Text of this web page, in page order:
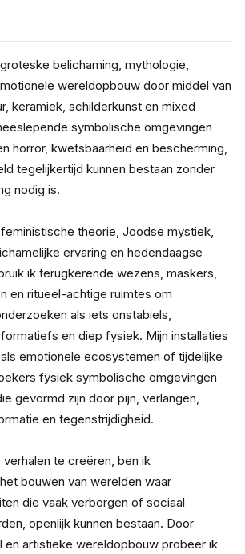
belichaming, mythologie,
wereldopbouw door middel van
keramiek, schilderkunst en mixed
symbolische omgevingen
horror, kwetsbaarheid en bescherming,
tegelijkertijd kunnen bestaan zonder
nodig is.
theorie, Joodse mystiek,
ervaring en hedendaagse
ik terugkerende wezens, maskers,
en ritueel-achtige ruimtes om
als iets onstabiels,
en diep fysiek. Mijn installaties
emotionele ecosystemen of tijdelijke
fysiek symbolische omgevingen
gevormd zijn door pijn, verlangen,
en tegenstrijdigheid.
verhalen te creëren, ben ik
bouwen van werelden waar
die vaak verborgen of sociaal
openlijk kunnen bestaan. Door
en artistieke wereldopbouw probeer ik